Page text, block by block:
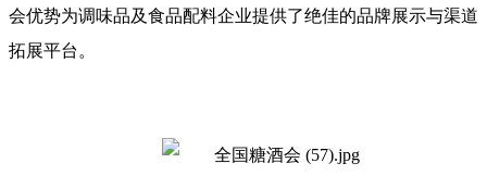
会优势为调味品及食品配料企业提供了绝佳的品牌展示与渠道
拓展平台。